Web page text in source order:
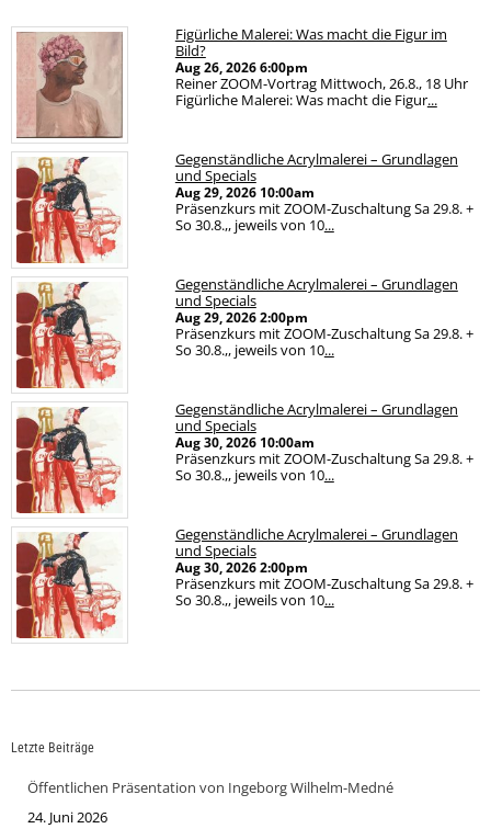
Figürliche Malerei: Was macht die Figur im
Bild?
Aug 26, 20266:00pm
Reiner ZOOM-Vortrag Mittwoch, 26.8., 18 Uhr
Figürliche Malerei: Was macht die Figur...
Gegenständliche Acrylmalerei – Grundlagen
und Specials
Aug 29, 2026 10:00am
Präsenzkurs mit ZOOM-Zuschaltung Sa 29.8. +
So 30.8.,, jeweils von 10...
Gegenständliche Acrylmalerei – Grundlagen
und Specials
Aug 29, 20262:00pm
Präsenzkurs mit ZOOM-Zuschaltung Sa 29.8. +
So 30.8.,, jeweils von 10...
Gegenständliche Acrylmalerei – Grundlagen
und Specials
Aug 30, 2026 10:00am
Präsenzkurs mit ZOOM-Zuschaltung Sa 29.8. +
So 30.8.,, jeweils von 10...
Gegenständliche Acrylmalerei – Grundlagen
und Specials
Aug 30, 20262:00pm
Präsenzkurs mit ZOOM-Zuschaltung Sa 29.8. +
So 30.8.,, jeweils von 10...
Letzte Beiträge
Öffentlichen Präsentation von Ingeborg Wilhelm-Medné
24. Juni 2026